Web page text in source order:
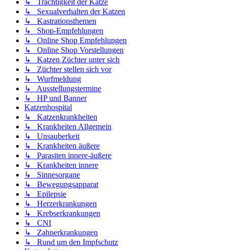
↳ Trächtigkeit der Katze
↳ Sexualverhalten der Katzen
↳ Kastrationsthemen
↳ Shop-Empfehlungen
↳ Online Shop Empfehlungen
↳ Online Shop Vorstellungen
↳ Katzen Züchter unter sich
↳ Züchter stellen sich vor
↳ Wurfmeldung
↳ Ausstellungstermine
↳ HP und Banner
Katzenhospital
↳ Katzenkrankheiten
↳ Krankheiten Allgemein
↳ Unsauberkeit
↳ Krankheiten äußere
↳ Parasiten innere-äußere
↳ Krankheiten innere
↳ Sinnesorgane
↳ Bewegungsapparat
↳ Epilepsie
↳ Herzerkrankungen
↳ Krebserkrankungen
↳ CNI
↳ Zahnerkrankungen
↳ Rund um den Impfschutz